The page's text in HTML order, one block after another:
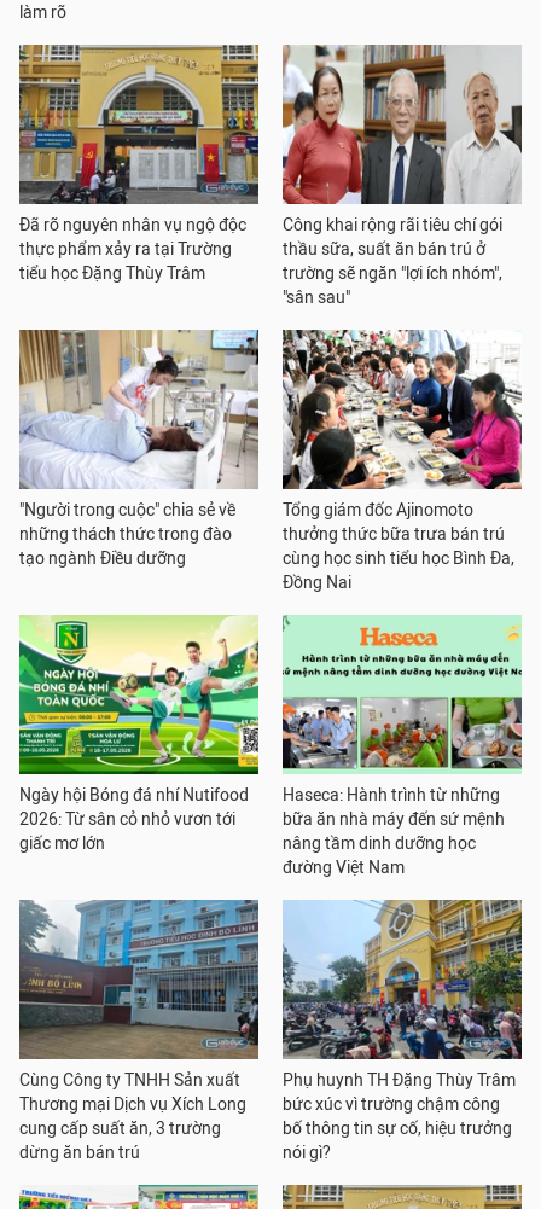
làm rõ
Đã rõ nguyên nhân vụ ngộ độc
thực phẩm xảy ra tại Trường
tiểu học Đặng Thùy Trâm
Công khai rộng rãi tiêu chí gói
thầu sữa, suất ăn bán trú ở
trường sẽ ngăn "lợi ích nhóm",
"sân sau"
"Người trong cuộc" chia sẻ về
những thách thức trong đào
tạo ngành Điều dưỡng
Tổng giám đốc Ajinomoto
thưởng thức bữa trưa bán trú
cùng học sinh tiểu học Bình Đa,
Đồng Nai
Ngày hội Bóng đá nhí Nutifood
2026: Từ sân cỏ nhỏ vươn tới
giấc mơ lớn
Haseca: Hành trình từ những
bữa ăn nhà máy đến sứ mệnh
nâng tầm dinh dưỡng học
đường Việt Nam
Cùng Công ty TNHH Sản xuất
Thương mại Dịch vụ Xích Long
cung cấp suất ăn, 3 trường
dừng ăn bán trú
Phụ huynh TH Đặng Thùy Trâm
bức xúc vì trường chậm công
bố thông tin sự cố, hiệu trưởng
nói gì?